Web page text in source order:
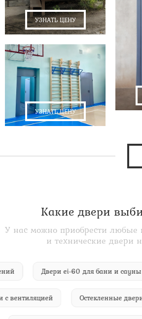
УЗНАТЬ ЦЕНУ
УЗНАТЬ ЦЕНУ
Какие двери
У нас можно приобрести любые
и технические двери
Двери ei-60 для бани и
Остекленные двери